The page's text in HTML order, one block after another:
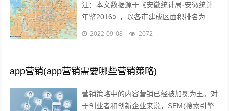
注：本文数据源于《安徽统计局·安徽统计
年鉴2016》，以各市建成区面积排名为
准。图片源于视觉中国、zol，感谢视觉中
2022-09-08 2072
app营销(app营销需要哪些营销策略)
营销策略中的内容营销已经被加冕为王。对
于创业者和创新企业来说，SEM(搜索引擎